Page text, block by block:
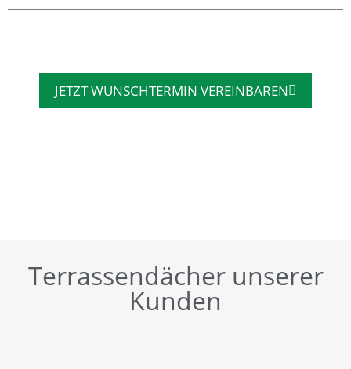
JETZT WUNSCHTERMIN VEREINBAREN
Terrassendächer unserer
Kunden